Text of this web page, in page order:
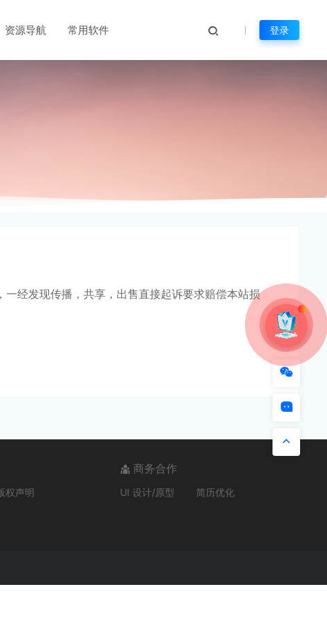
资源导航 常用软件 登录
经发现传播，共享，出售直接起诉要求赔偿本站损
权声明
商务合作
UI 设计/原型 简历优化